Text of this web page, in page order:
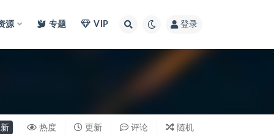
源 专题 VIP 登录
热度 更新 评论 随机